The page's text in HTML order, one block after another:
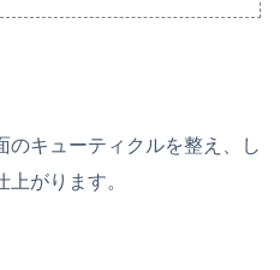
のキューティクルを整え、し
がります。